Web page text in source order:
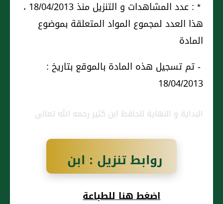
* : عدد المشاهدات و التنزيل منذ 18/04/2013 ،
هذا العدد لمجموع المواد المتعلقة بموضوع
المادة
- تم تسجيل هذه المادة بالموقع بتاريخ :
18/04/2013
البداية و النهاية للحافظ ابن كثير رحمه الله تعالى
روابط تنزيل : ابن
الجصاص الجوهري
اضغط هنا للطباعة